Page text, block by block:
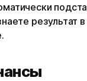
результат